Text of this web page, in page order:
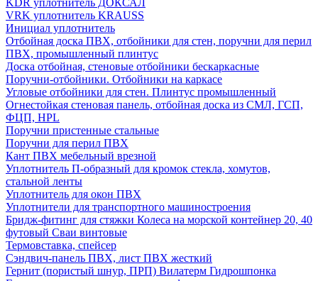
KDR уплотнитель ДОКСАЛ
VRK уплотнитель KRAUSS
Инициал уплотнитель
Отбойная доска ПВХ, отбойники для стен, поручни для перил
ПВХ, промышленный плинтус
Доска отбойная, стеновые отбойники бескаркасные
Поручни-отбойники. Отбойники на каркасе
Угловые отбойники для стен. Плинтус промышленный
Огнестойкая стеновая панель, отбойная доска из СМЛ, ГСП,
ФЦП, HPL
Поручни пристенные стальные
Поручни для перил ПВХ
Кант ПВХ мебельный врезной
Уплотнитель П-образный для кромок стекла, хомутов,
стальной ленты
Уплотнитель для окон ПВХ
Уплотнители для транспортного машиностроения
Бридж-фитинг для стяжки Колеса на морской контейнер 20, 40
футовый Сваи винтовые
Термовставка, спейсер
Сэндвич-панель ПВХ, лист ПВХ жесткий
Гернит (пористый шнур, ПРП) Вилатерм Гидрошпонка